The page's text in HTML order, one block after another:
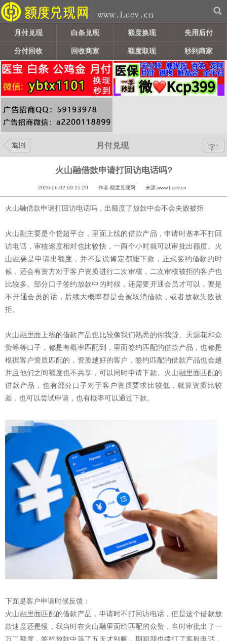
月付兑现 白条兑现 额度换现 先用后付
分付回收 回收商家 额度取现 秒到商家
返回 月付兑现 字+
火山融借款申请打回访电话吗?
2026-06-02 09:15:29 作者:额度兑现网 来源:www.Lcev.cn
火山融借款申请打回访电话吗，出额度了放款中会不会失败被拒
火山融主要是个贷超平台，里面上线的借款产品，申请时基本不打回
访电话，审核速度相对也比较快，一两个小时就可以审批出额度。火
山融要是申请出额度，并不是说肯定都能下款，正式签约借款的时
候，还会有资方对于客户资质进行二次审核，二次审核被拒的客户也
比较多。部分口子签约放款中的时候，还需要开通会员才可以，要是
不开通会员的话，后续大概率都是会被取消借款，或者放款失败被
拒。
火山融里面上线的借款产品也比较像我们熟悉的你我贷、天源花和众
赞等等口子，都是有概率匹配到，里面签约匹配的借款产品，也都是
根据客户资质匹配的，资质越好的客户，签约匹配的借款产品也会越
并且他们之间额度也不共享，可以同时申请下款。火山融里面匹配的
借款产品，也有部分口子对于客户资质要求比较低，就算资质比较
差，也可以尝试申请，也有概率可以通过下款。
下面是客户申请时候反馈：
火山融里面匹配的借款产品，申请时不打回访电话，但是这个借款放
款速度还是慢，我当时在火山融里面给匹配的众赞，当时审批出了一
万二额度，签约放款中等了五天才到账，期间我也拨打了客服电话，